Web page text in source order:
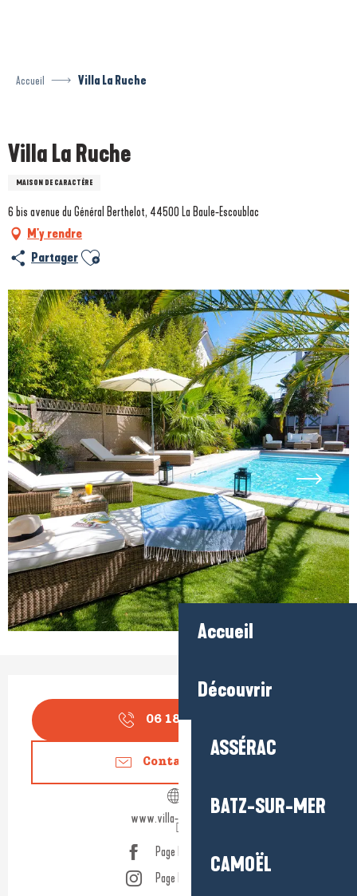
Accueil
Découvrir
ASSÉRAC
BATZ-SUR-MER
CAMOËL
Accueil Villa La Ruche
Villa La Ruche
MAISON DE CARACTÈRE
6 bis avenue du Général Berthelot, 44500 La Baule-Escoublac
M'y rendre
Partager Ajouter aux favoris
Ouverture et coordonnées
06 18 65 18
Contactez-nous
www.villa-laruche.com
Page Facebook
Page Instagram